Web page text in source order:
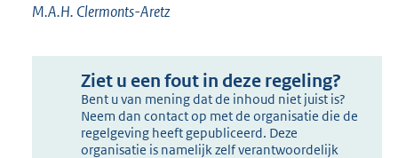
M.A.H. Clermonts-Aretz
Ziet u een fout in deze regeling?
Bent u van mening dat de inhoud niet juist is?
Neem dan contact op met de organisatie die de
regelgeving heeft gepubliceerd. Deze
organisatie is namelijk zelf verantwoordelijk